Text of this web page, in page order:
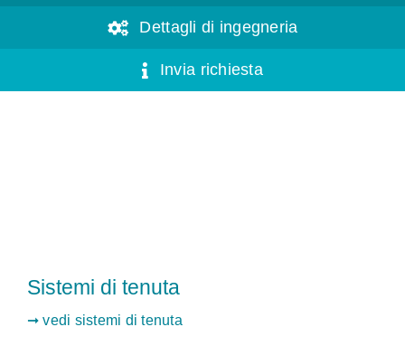
Dettagli di ingegneria
Invia richiesta
Sistemi di tenuta
➞ vedi sistemi di tenuta